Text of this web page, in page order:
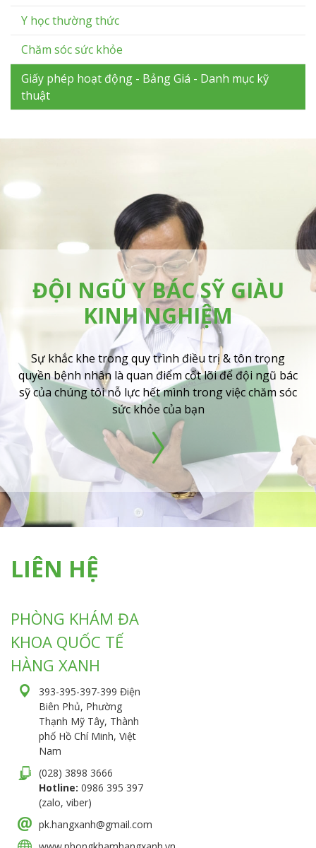
Y học thường thức
Chăm sóc sức khỏe
Giấy phép hoạt động - Bảng Giá - Danh mục kỹ
thuật
ĐỘI NGŨ Y BÁC SỸ GIÀU
KINH NGHIỆM
Sự khắc khe trong quy trình điều trị & tôn trọng
quyền bệnh nhân là quan điểm cốt lõi để đội ngũ bác
sỹ của chúng tôi nỗ lực hết mình trong việc chăm sóc
sức khỏe của bạn
LIÊN HỆ
PHÒNG KHÁM ĐA
KHOA QUỐC TẾ
HÀNG XANH
393-395-397-399 Điện
Biên Phủ, Phường
Thạnh Mỹ Tây, Thành
phố Hồ Chí Minh, Việt
Nam
(028) 3898 3666
Hotline: 0986 395 397
(zalo, viber)
pk.hangxanh@gmail.com